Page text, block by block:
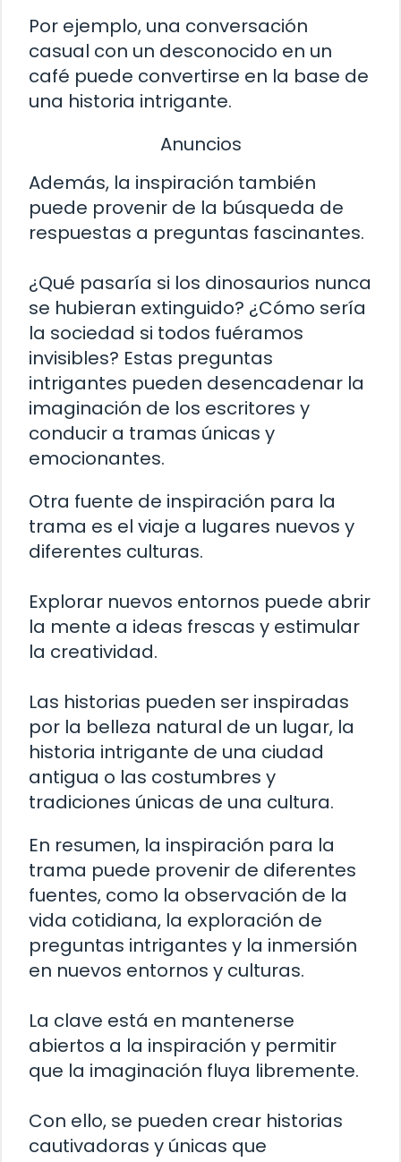
Por ejemplo, una conversación
casual con un desconocido en un
café puede convertirse en la base de
una historia intrigante.
Anuncios
Además, la inspiración también
puede provenir de la búsqueda de
respuestas a preguntas fascinantes.
¿Qué pasaría si los dinosaurios nunca
se hubieran extinguido? ¿Cómo sería
la sociedad si todos fuéramos
invisibles? Estas preguntas
intrigantes pueden desencadenar la
imaginación de los escritores y
conducir a tramas únicas y
emocionantes.
Otra fuente de inspiración para la
trama es el viaje a lugares nuevos y
diferentes culturas.
Explorar nuevos entornos puede abrir
la mente a ideas frescas y estimular
la creatividad.
Las historias pueden ser inspiradas
por la belleza natural de un lugar, la
historia intrigante de una ciudad
antigua o las costumbres y
tradiciones únicas de una cultura.
En resumen, la inspiración para la
trama puede provenir de diferentes
fuentes, como la observación de la
vida cotidiana, la exploración de
preguntas intrigantes y la inmersión
en nuevos entornos y culturas.
La clave está en mantenerse
abiertos a la inspiración y permitir
que la imaginación fluya libremente.
Con ello, se pueden crear historias
cautivadoras y únicas que